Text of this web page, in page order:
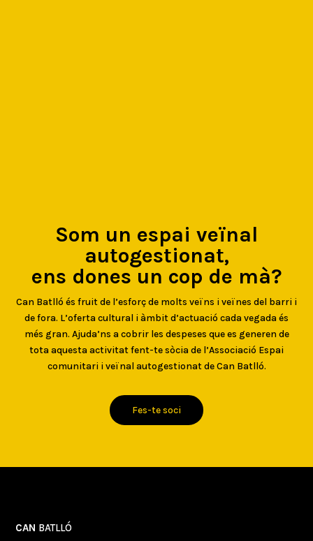
Som un espai veïnal
autogestionat,
ens dones un cop de mà?
Can Batlló és fruit de l’esforç de molts veïns i veïnes del barri i
de fora. L’oferta cultural i àmbit d’actuació cada vegada és
més gran. Ajuda’ns a cobrir les despeses que es generen de
tota aquesta activitat fent-te sòcia de l’Associació Espai
comunitari i veïnal autogestionat de Can Batlló.
Fes-te soci
CAN BATLLÓ